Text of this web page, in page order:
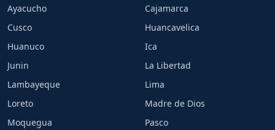
Ayacucho
Cajamarca
Cusco
Huancavelica
Huanuco
Ica
Junin
La Libertad
Lambayeque
Lima
Loreto
Madre de Dios
Moquegua
Pasco